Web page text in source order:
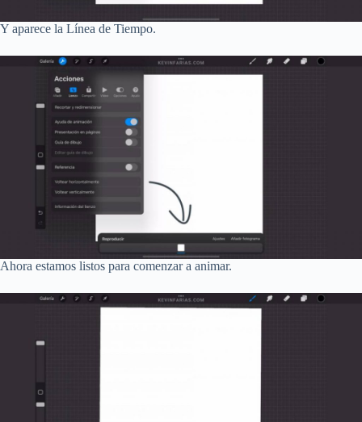
Y aparece la Línea de Tiempo.
Ahora estamos listos para comenzar a animar.